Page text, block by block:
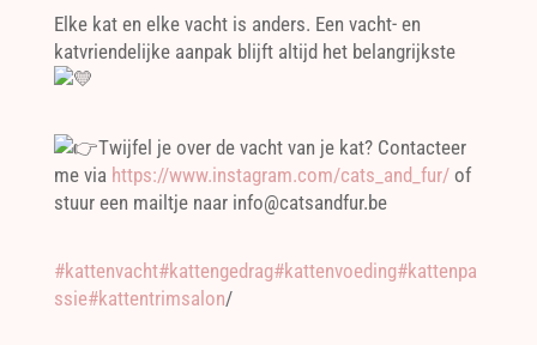
Elke kat en elke vacht is anders. Een vacht- en
katvriendelijke aanpak blijft altijd het belangrijkste
Twijfel je over de vacht van je kat? Contacteer
me via https://www.instagram.com/cats_and_fur/of
stuur een mailtje naar info@catsandfur.be
#kattenvacht#kattengedrag#kattenvoeding#kattenpa
ssie#kattentrimsalon/